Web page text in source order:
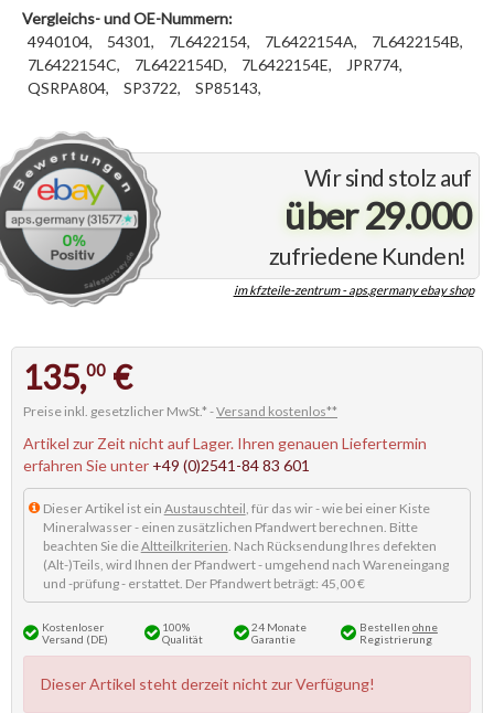
Wir sind stolz auf
über 29.000
zufriedene Kunden!
im kfzteile-zentrum - aps.germany ebay shop
Vergleichs- und OE-Nummern:
4940104,
54301, 7L6422154, 7L6422154A,
7L6422154B,
7L6422154C,
7L6422154D, 7L6422154E,
JPR774,
QSRPA804,
SP3722, SP85143,
135,00 €
Preise inkl. gesetzlicher MwSt.* -Versand kostenlos**
Artikel zur Zeit nicht auf Lager. Ihren genauen Liefertermin
erfahren Sie unter +49 (0)2541-84 83 601
Dieser Artikel ist ein Austauschteil , für das wir - wie bei einer Kiste
Mineralwasser - einen zusätzlichen Pfandwert berechnen. Bitte
beachten Sie dieAltteilkriterien . Nach Rücksendung Ihres defekten
(Alt-)Teils, wird Ihnen der Pfandwert - umgehend nach Wareneingang
und -prüfung - erstattet. Der Pfandwert beträgt: 45,00 €
Kostenloser
Versand (DE)
100%
Qualität
24 Monate
Garantie
Bestellen ohne
Registrierung
Dieser Artikel steht derzeit nicht zur Verfügung!